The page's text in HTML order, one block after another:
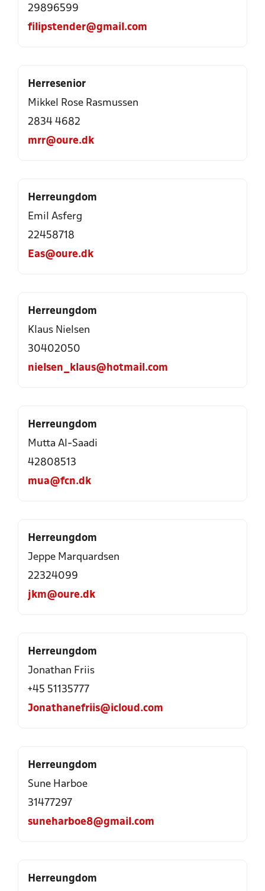
29896599
filipstender@gmail.com
Herresenior
Mikkel Rose Rasmussen
2834 4682
mrr@oure.dk
Herreungdom
Emil Asferg
22458718
Eas@oure.dk
Herreungdom
Klaus Nielsen
30402050
nielsen_klaus@hotmail.com
Herreungdom
Mutta Al-Saadi
42808513
mua@fcn.dk
Herreungdom
Jeppe Marquardsen
22324099
jkm@oure.dk
Herreungdom
Jonathan Friis
+45 51135777
Jonathanefriis@icloud.com
Herreungdom
Sune Harboe
31477297
suneharboe8@gmail.com
Herreungdom